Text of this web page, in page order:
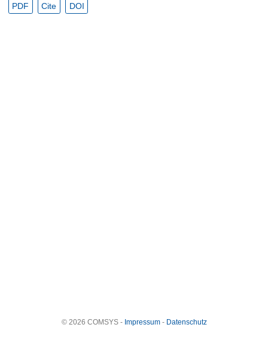
PDF Cite DOI
© 2026 COMSYS - Impressum- Datenschutz